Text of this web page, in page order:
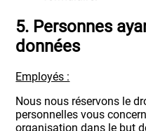
5. Personnes
données
Employés :
Nous nous réservons le
personnelles vous
organisation dans le but